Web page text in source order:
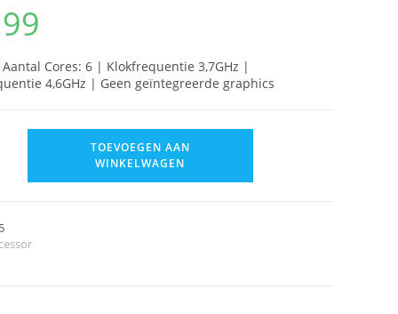
Cores: 6 | Klokfrequentie 3,7GHz |
4,6GHz | Geen geïntegreerde graphics
TOEVOEGEN AAN
WINKELWAGEN